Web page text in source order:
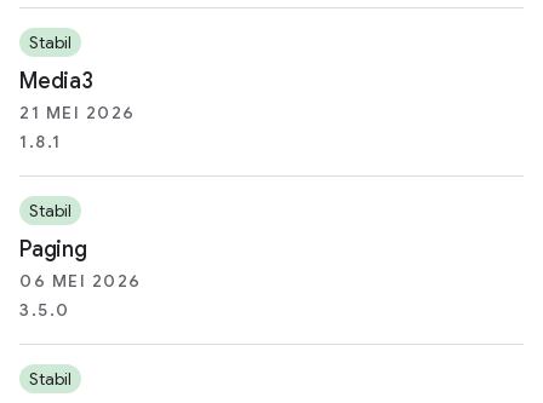
Stabil
Media3
21 MEI 2026
1.8.1
Stabil
Paging
06 MEI 2026
3.5.0
Stabil